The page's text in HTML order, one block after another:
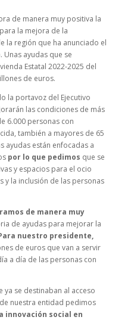
de manera muy positiva la
la mejora de la
la región que ha anunciado el
Unas ayudas que se
Estatal 2022-2025 del
de euros.
la portavoz del Ejecutivo
las condiciones de más
6.000 personas con
también a mayores de 65
ayudas están enfocadas a
por lo que pedimos que se
y espacios para el ocio
y la inclusión de las personas
de manera muy
de ayudas para mejorar la
nuestro presidente,
de euros que van a servir
a día de las personas con
ya se destinaban al acceso
nuestra entidad pedimos
innovación social en